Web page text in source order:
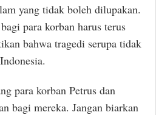
yang tidak boleh dilupakan.
para korban harus terus
bahwa tragedi serupa tidak
para korban Petrus dan
bagi mereka. Jangan biarkan